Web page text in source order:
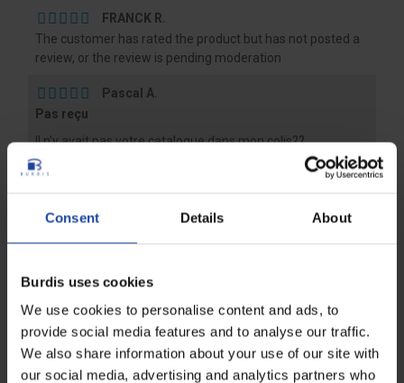
Consent Details About
Burdis uses cookies
We use cookies to personalise content and ads, to
provide social media features and to analyse our traffic.
We also share information about your use of our site with
our social media, advertising and analytics partners who
FRANCK R.
The customer has rated the product but has not posted a
review, or the review is pending moderation
Pascal A.
Pas reçu
Il n'y avait pas votre catalogue dans mon colis??
catalogue vous sera envoyé dans les plus brefs
L'équipe Burdis
Shop owner reply on 15 July 2025
Frédéric B.